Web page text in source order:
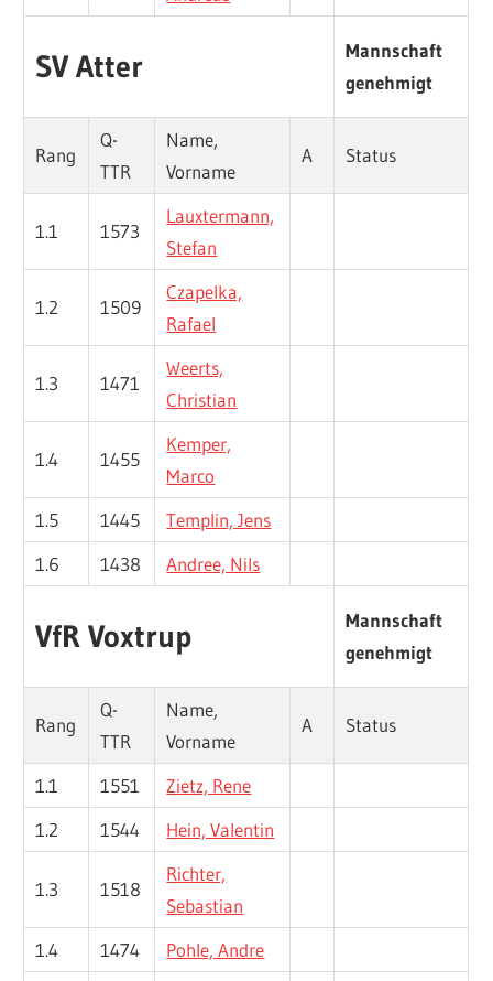
SV Atter
Mannschaft
genehmigt
Rang
Q-
TTR
Name,
Vorname
A Status
1.1 1573
Lauxtermann,
Stefan
1.2 1509
Czapelka,
Rafael
1.3 1471
Weerts,
Christian
1.4 1455
Kemper,
Marco
1.5
1445
Templin, Jens
1.6
1438 Andree, Nils
VfR Voxtrup
Mannschaft
genehmigt
Rang
Q-
TTR
Name,
Vorname
A Status
1.1 1551
Zietz, Rene
1.2
1544 Hein, Valentin
1.3 1518
Richter,
Sebastian
1.4
1474 Pohle, Andre